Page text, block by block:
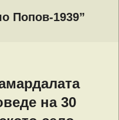
Попов-1939”
на 30